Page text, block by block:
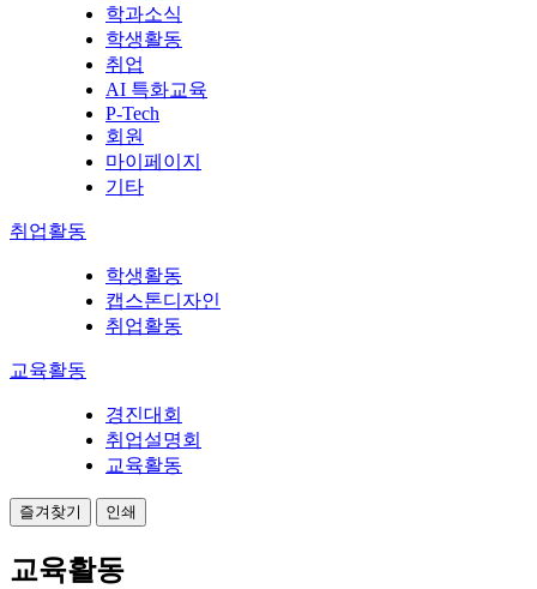
학과소식
학생활동
취업
AI 특화교육
P-Tech
회원
마이페이지
기타
취업활동
학생활동
캡스톤디자인
취업활동
교육활동
경진대회
취업설명회
교육활동
즐겨찾기 인쇄
교육활동